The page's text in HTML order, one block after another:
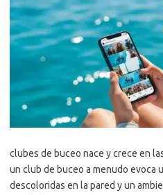
clubes de buceo nace y crece en
un club de buceo a menudo evoca
descoloridas en la pared y un